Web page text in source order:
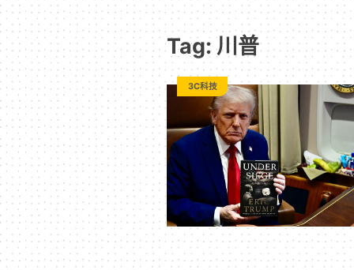
動
漫
二
次
元
｜
Tag: 川普
3C科技